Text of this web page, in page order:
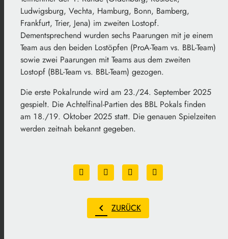
Ludwigsburg, Vechta, Hamburg, Bonn, Bamberg,
Frankfurt, Trier, Jena) im zweiten Lostopf.
Dementsprechend wurden sechs Paarungen mit je einem
Team aus den beiden Lostöpfen (ProA-Team vs. BBL-Team)
sowie zwei Paarungen mit Teams aus dem zweiten
Lostopf (BBL-Team vs. BBL-Team) gezogen.
Die erste Pokalrunde wird am 23./24. September 2025
gespielt. Die Achtelfinal-Partien des BBL Pokals finden
am 18./19. Oktober 2025 statt. Die genauen Spielzeiten
werden zeitnah bekannt gegeben.
chevron_left ZURÜCK